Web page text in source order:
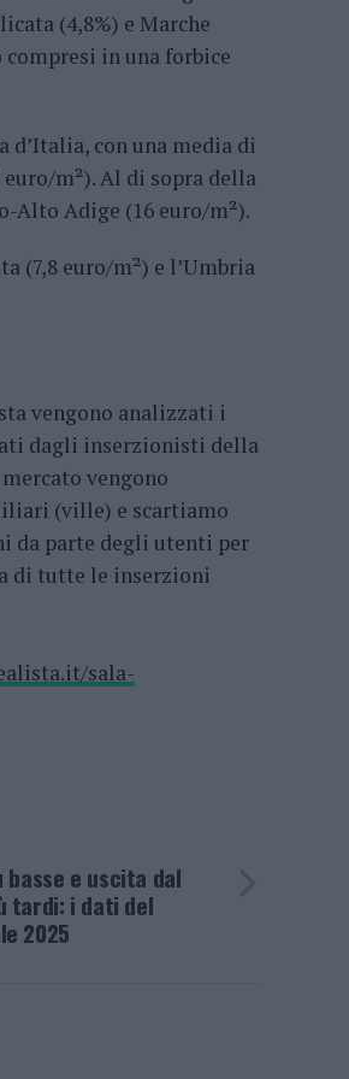
(4,8%) e Marche
in una forbice
d’Italia, con una media di
euro/m²). Al di sopra della
Alto Adige (16 euro/m²).
(7,8 euro/m²) e l’Umbria
vengono analizzati i
dagli inserzionisti della
vengono
(ville) e scartiamo
da parte degli utenti per
di tutte le inserzioni
sala-
basse e uscita dal
tardi: i dati del
2025